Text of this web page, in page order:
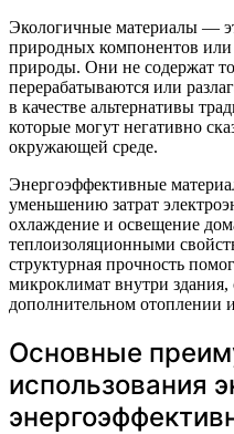
Экологичные материалы —
природных компонентов
природы. Они не содержат
перерабатываются или
в качестве альтернативы
которые могут негативно
окружающей среде.
Энергоэффективные
уменьшению затрат
охлаждение и освещение
теплоизоляционными
структурная прочность
микроклимат внутри здания,
дополнительном отоплении
Основные
использования